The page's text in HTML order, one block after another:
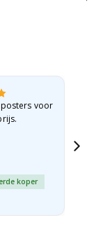
voor
koper